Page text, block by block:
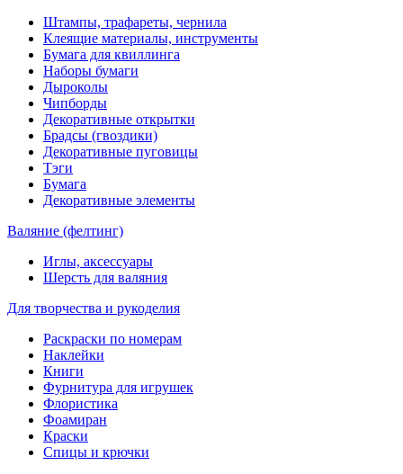
Штампы, трафареты, чернила
Клеящие материалы, инструменты
Бумага для квиллинга
Наборы бумаги
Дыроколы
Чипборды
Декоративные открытки
Брадсы (гвоздики)
Декоративные пуговицы
Тэги
Бумага
Декоративные элементы
Валяние (фелтинг)
Иглы, аксессуары
Шерсть для валяния
Для творчества и рукоделия
Раскраски по номерам
Наклейки
Книги
Фурнитура для игрушек
Флористика
Фоамиран
Краски
Спицы и крючки